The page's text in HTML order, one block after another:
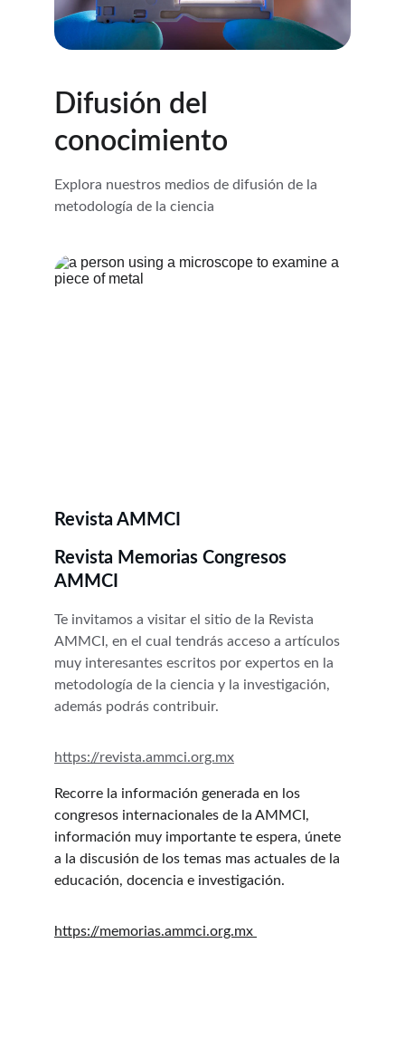
Difusión del
conocimiento
Explora nuestros medios de difusión de la
metodología de la ciencia
Revista AMMCI
Te invitamos a visitar el sitio de la Revista
AMMCI, en el cual tendrás acceso a artículos
muy interesantes escritos por expertos en la
metodología de la ciencia y la investigación,
además podrás contribuir.
https://revista.ammci.org.mx
Revista Memorias Congresos
AMMCI
Recorre la información generada en los
congresos internacionales de la AMMCI,
información muy importante te espera, únete
a la discusión de los temas mas actuales de la
educación, docencia e investigación.
https://memorias.ammci.org.mx